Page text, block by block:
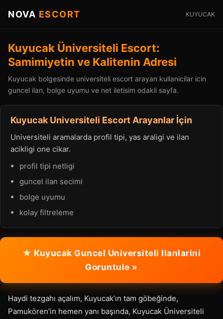
NOVA ESCORT KUYUCAK
Kuyucak Üniversiteli Escort:
Samimiyetin ve Kalitenin Adresi
Kuyucak bolgesinde universiteli escort arayan kullanicilar icin
guncel ilan, bolge uyumu ve net iletisim odakli sayfa.
Kuyucak Universiteli Escort Arayanlar İçin
Universiteli aramalarda profil tipi, yas araligi ve ilan
acikligi one cikar.
profil tipi netligi
guncel ilan secimi
bolge uyumu
kolay filtreleme
★ Kuyucak Guncel Universiteli Ilanlarini
Goruntule »
Haydi tezgahı açalım, Kuyucak’ın tam göbeğinde,
Pamukören’in hemen yanı başında, Kuyucak Üniversiteli